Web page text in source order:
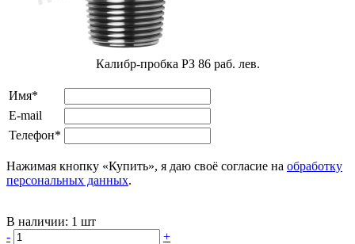
Калибр-пробка РЗ 86 раб. лев.
Имя*
E-mail
Телефон*
Нажимая кнопку «Купить», я даю своё согласие на обработку
персональных данных.
В наличии: 1 шт
-
+